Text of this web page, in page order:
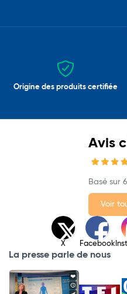
Origine des produits certifiée
Avis
Basé sur
Voir
X Facebook
La presse parle de nous